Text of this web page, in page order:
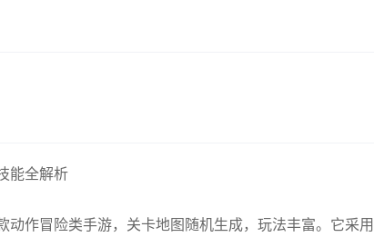
能全解析
作冒险类手游，关卡地图随机生成，玩法丰富。它采用